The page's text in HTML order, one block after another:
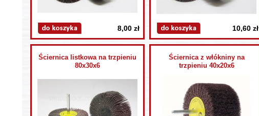
8,00 zł 10,60 zł
Ściernica listkowa na trzpieniu
80x30x6
Ściernica z włókniny na
trzpieniu 40x20x6